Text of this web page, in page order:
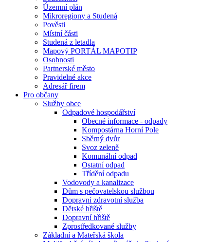
Územní plán
Mikroregiony a Studená
Pověsti
Místní části
Studená z letadla
Mapový PORTÁL MAPOTIP
Osobnosti
Partnerské město
Pravidelné akce
Adresář firem
Pro občany
Služby obce
Odpadové hospodářství
Obecné informace - odpady
Kompostárna Horní Pole
Sběrný dvůr
Svoz zeleně
Komunální odpad
Ostatní odpad
Třídění odpadu
Vodovody a kanalizace
Dům s pečovatelskou službou
Dopravní zdravotní služba
Dětské hřiště
Dopravní hřiště
Zprostředkované služby
Základní a Mateřská škola